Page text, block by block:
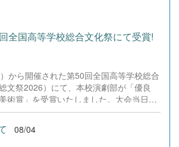
全国高等学校総合文化祭にて受賞!
から開催された第50回全国高等学校総合
文祭2026）にて、本校演劇部が「優良
術賞」を受賞いたしました。大会当日
ちもこれまで積み重ねてきた練習の成果
堂々と舞台に立ちました。緊張感のある
て、一人一人が役割を果たし、心を込め
08/04